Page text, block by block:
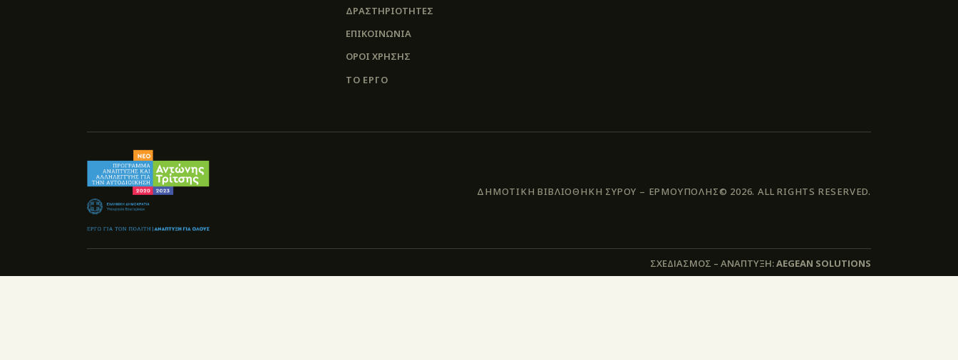
ΔΡΑΣΤΗΡΙΟΤΗΤΕΣ
ΕΠΙΚΟΙΝΩΝΊΑ
ΌΡΟΙ ΧΡΉΣΗΣ
ΤΟ ΕΡΓΟ
ΔΗΜΟΤΙΚΗ ΒΙΒΛΙΟΘΗΚΗ ΣΥΡΟΥ – ΕΡΜΟΥΠΟΛΗΣ© 2026. ALL RIGHTS RESERVED.
ΣΧΕΔΙΑΣΜΟΣ – ΑΝΑΠΤΥΞΗ:AEGEAN SOLUTIONS